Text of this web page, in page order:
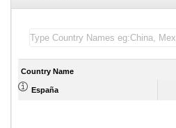
Country Name
España